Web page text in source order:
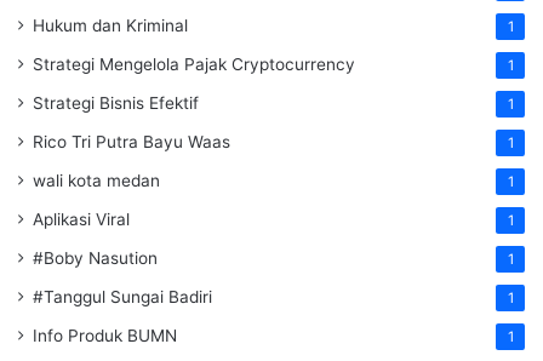
Hukum dan Kriminal 1
Strategi Mengelola Pajak Cryptocurrency 1
Strategi Bisnis Efektif 1
Rico Tri Putra Bayu Waas 1
wali kota medan 1
Aplikasi Viral 1
#Boby Nasution 1
#Tanggul Sungai Badiri 1
Info Produk BUMN 1